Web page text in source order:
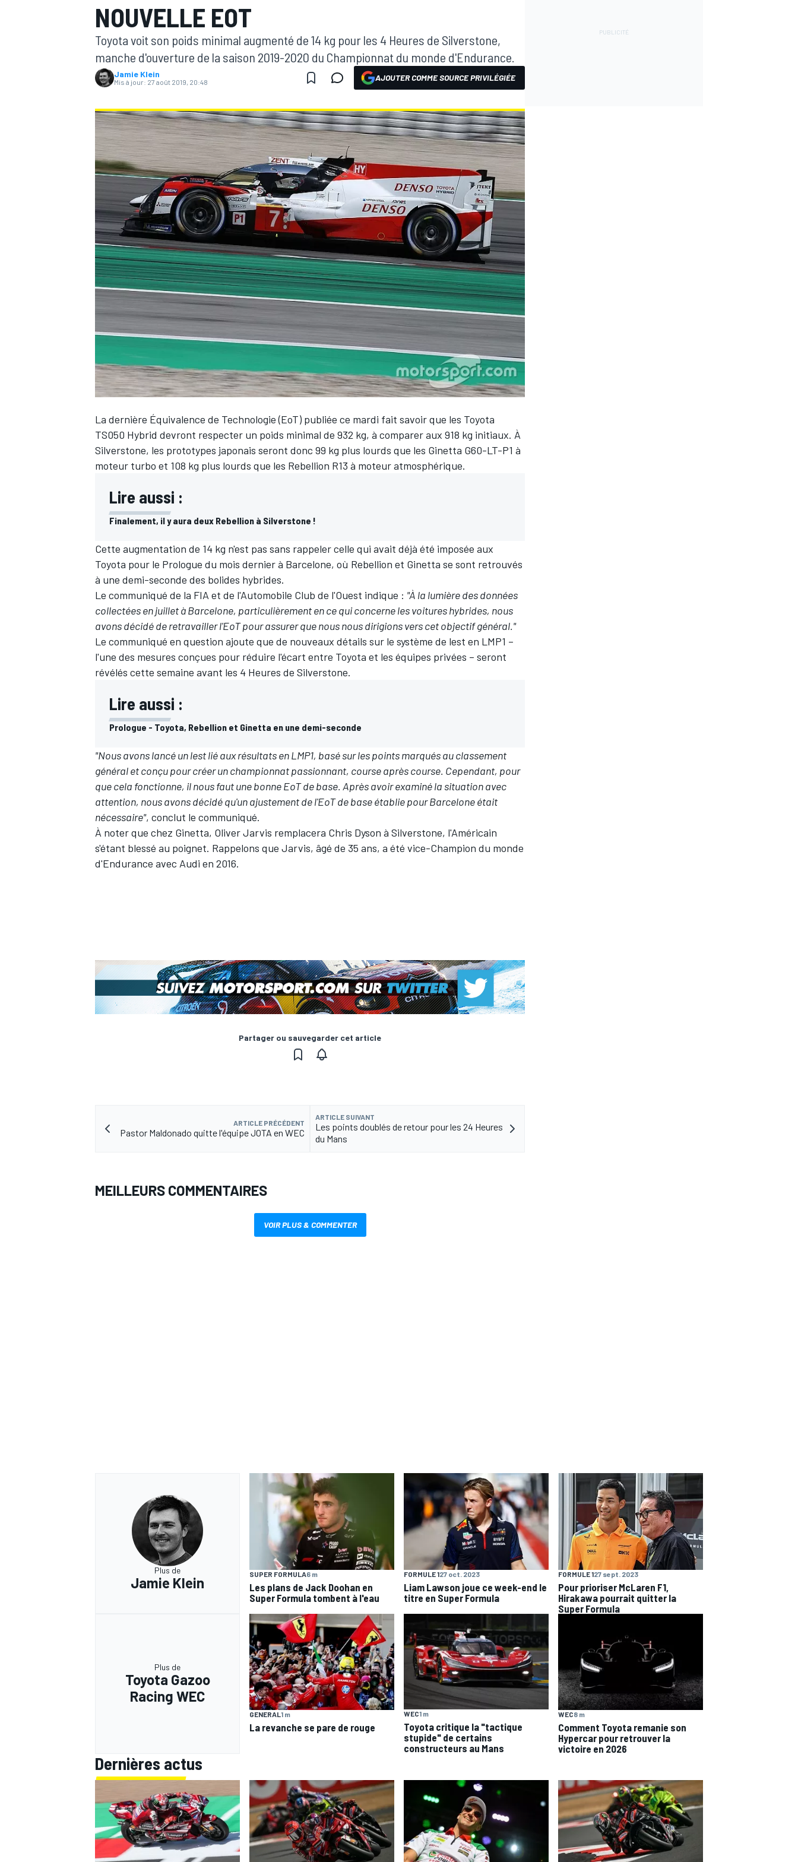
AUTRES CHAMPIONNATS
NOUVELLE EOT
Toyota voit son poids minimal augmenté de 14 kg pour les 4 Heures de Silverstone,
manche d'ouverture de la saison 2019-2020 du Championnat du monde d'Endurance.
Jamie Klein
Mis à jour: 27 août 2019, 20:48 AJOUTER COMME SOURCE PRIVILÉGIÉE
La dernière Équivalence de Technologie (EoT) publiée ce mardi fait savoir que les Toyota
TS050 Hybrid devront respecter un poids minimal de 932 kg, à comparer aux 918 kg initiaux. À
Silverstone, les prototypes japonais seront donc 99 kg plus lourds que les Ginetta G60-LT-P1 à
moteur turbo et 108 kg plus lourds que les Rebellion R13 à moteur atmosphérique.
Lire aussi :
Finalement, il y aura deux Rebellion à Silverstone !
Cette augmentation de 14 kg n'est pas sans rappelercelle qui avait déjà été imposée aux
Toyota pour le Prologue du mois dernier à Barcelone, où Rebellion et Ginetta se sont retrouvés
à une demi-seconde des bolides hybrides.
Le communiqué de la FIA et de l'Automobile Club de l'Ouest indique : "À la lumière des données
collectées en juillet à Barcelone, particulièrement en ce qui concerne les voitures hybrides, nous
avons décidé de retravailler l'EoT pour assurer que nous nous dirigions vers cet objectif général."
Le communiqué en question ajoute que de nouveaux détails sur le système de lest en LMP1 –
l'une des mesures conçues pour réduire l'écart entre Toyota et les équipes privées – seront
révélés cette semaine avant les 4 Heures de Silverstone.
Lire aussi :
Prologue - Toyota, Rebellion et Ginetta en une demi-seconde
"Nous avons lancé un lest lié aux résultats en LMP1, basé sur les points marqués au classement
général et conçu pour créer un championnat passionnant, course après course. Cependant, pour
que cela fonctionne, il nous faut une bonne EoT de base. Après avoir examiné la situation avec
attention, nous avons décidé qu'un ajustement de l'EoT de base établie pour Barcelone était
nécessaire", conclut le communiqué.
À noter que chez Ginetta, Oliver Jarvis remplacera Chris Dyson à Silverstone, l'Américain
s'étant blessé au poignet. Rappelons que Jarvis, âgé de 35 ans, a été vice-Champion du monde
d'Endurance avec Audi en 2016.
Partager ou sauvegarder cet article
ARTICLE PRÉCÉDENT
Pastor Maldonado quitte l'équipe JOTA en WEC
ARTICLE SUIVANT
Les points doublés de retour pour les 24 Heures
du Mans
MEILLEURS COMMENTAIRES
VOIR PLUS & COMMENTER
Plus de
Jamie Klein
SUPER FORMULA6 m
Les plans de Jack Doohan en
Super Formula tombent à l'eau
FORMULE 127 oct. 2023
Liam Lawson joue ce week-end le
titre en Super Formula
FORMULE 127 sept. 2023
Pour prioriser McLaren F1,
Hirakawa pourrait quitter la
Super Formula
Plus de
Toyota Gazoo
Racing WEC
GENERAL1 m
La revanche se pare de rouge
WEC1 m
Toyota critique la "tactique
stupide" de certains
constructeurs au Mans
WEC8 m
Comment Toyota remanie son
Hypercar pour retrouver la
victoire en 2026
Dernières actus